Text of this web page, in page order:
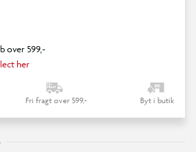
over 599,-
her
Fri fragt over 599,- Byt i butik